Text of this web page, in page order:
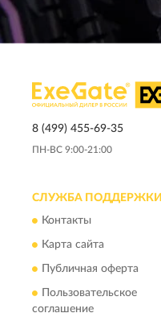
8 (499) 455-69-35
ПН-ВС 9:00-21:00
СЛУЖБА ПОДДЕРЖКИ
Контакты
Карта сайта
Публичная оферта
Пользовательское
соглашение